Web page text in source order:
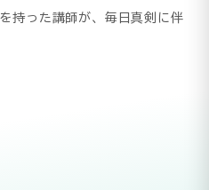
持った講師が、毎日真剣に伴